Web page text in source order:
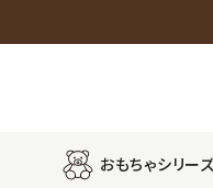
おもちゃシリー